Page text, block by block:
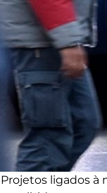
Projetos ligados à